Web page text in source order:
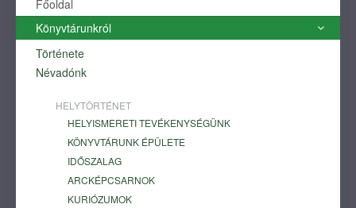
Főoldal
Könyvtárunkról
Története
Névadónk
HELYTÖRTÉNET
HELYISMERETI TEVÉKENYSÉGÜNK
KÖNYVTÁRUNK ÉPÜLETE
IDŐSZALAG
ARCKÉPCSARNOK
KURIÓZUMOK